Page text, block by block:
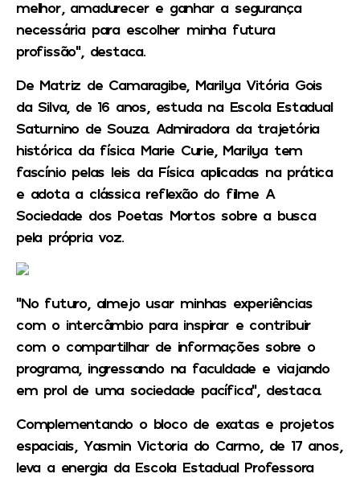
melhor, amadurecer e ganhar a segurança
necessária para escolher minha futura
profissão”, destaca.
De Matriz de Camaragibe, Marilya Vitória Gois
da Silva, de 16 anos, estuda na Escola Estadual
Saturnino de Souza. Admiradora da trajetória
histórica da física Marie Curie, Marilya tem
fascínio pelas leis da Física aplicadas na prática
e adota a clássica reflexão do filme A
Sociedade dos Poetas Mortos sobre a busca
pela própria voz.
“No futuro, almejo usar minhas experiências
com o intercâmbio para inspirar e contribuir
com o compartilhar de informações sobre o
programa, ingressando na faculdade e viajando
em prol de uma sociedade pacífica”, destaca.
Complementando o bloco de exatas e projetos
espaciais, Yasmin Victoria do Carmo, de 17 anos,
leva a energia da Escola Estadual Professora